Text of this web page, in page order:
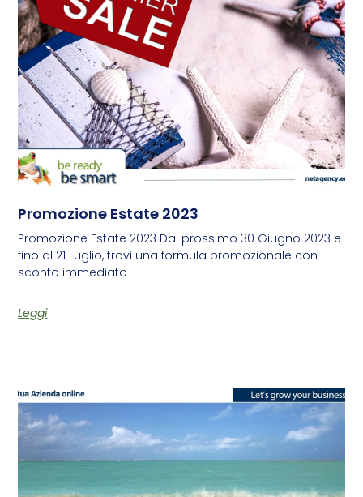
Promozione Estate 2023
Promozione Estate 2023 Dal prossimo 30 Giugno 2023 e
fino al 21 Luglio, trovi una formula promozionale con
sconto immediato
Leggi